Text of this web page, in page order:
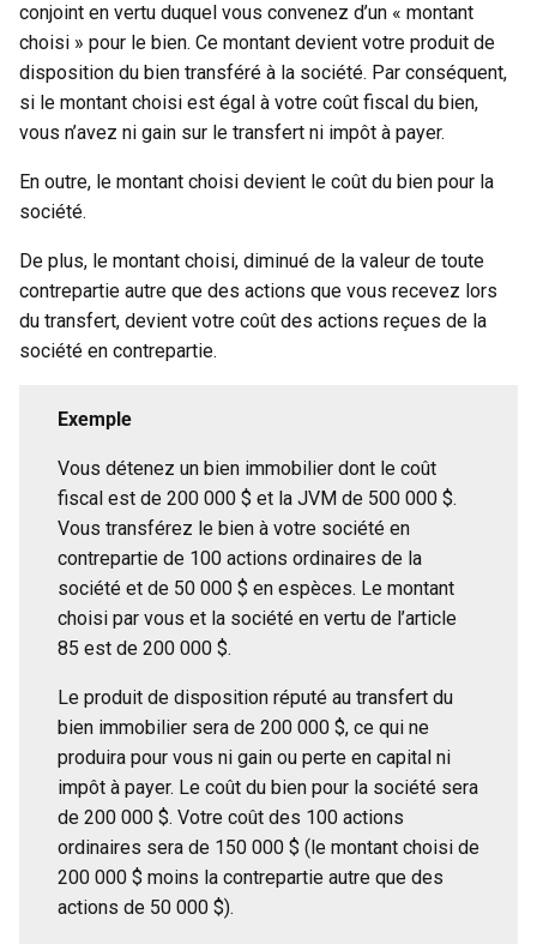
conjoint en vertu duquel vous convenez d’un « montant
choisi » pour le bien. Ce montant devient votre produit de
disposition du bien transféré à la société. Par conséquent,
si le montant choisi est égal à votre coût fiscal du bien,
vous n’avez ni gain sur le transfert ni impôt à payer.
En outre, le montant choisi devient le coût du bien pour la
société.
De plus, le montant choisi, diminué de la valeur de toute
contrepartie autre que des actions que vous recevez lors
du transfert, devient votre coût des actions reçues de la
société en contrepartie.
Exemple
Vous détenez un bien immobilier dont le coût
fiscal est de 200 000 $ et la JVM de 500 000 $.
Vous transférez le bien à votre société en
contrepartie de 100 actions ordinaires de la
société et de 50 000 $ en espèces. Le montant
choisi par vous et la société en vertu de l’article
85 est de 200 000 $.
Le produit de disposition réputé au transfert du
bien immobilier sera de 200 000 $, ce qui ne
produira pour vous ni gain ou perte en capital ni
impôt à payer. Le coût du bien pour la société sera
de 200 000 $. Votre coût des 100 actions
ordinaires sera de 150 000 $ (le montant choisi de
200 000 $ moins la contrepartie autre que des
actions de 50 000 $).